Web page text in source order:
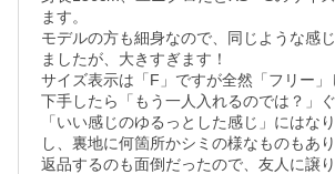
ます。
モデルの方も細身なので、同じような感
ましたが、大きすぎます！
サイズ表示は「F」ですが全然「フリー」
下手したら「もう一人入れるのでは？」ぐ
「いい感じのゆるっとした感じ」にはな
し、裏地に何箇所かシミの様なものもあり
返品するのも面倒だったので、友人に譲り